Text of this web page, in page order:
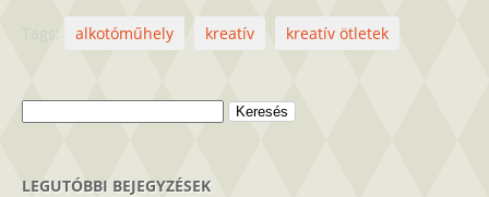
alkotóműhely kreatív kreatív ötletek
LEGUTÓBBI BEJEGYZÉSEK